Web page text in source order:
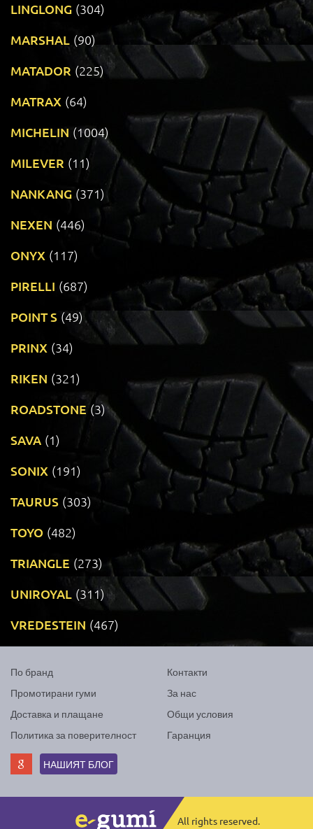
LINGLONG (304)
MARSHAL (90)
MATADOR (225)
MATRAX (64)
MICHELIN (1004)
MILEVER (11)
NANKANG (371)
NEXEN (446)
ONYX (117)
PIRELLI (687)
POINT S (49)
PRINX (34)
RIKEN (321)
ROADSTONE (3)
SAVA (1)
SONIX (191)
TAURUS (303)
TOYO (482)
TRIANGLE (273)
UNIROYAL (311)
VREDESTEIN (467)
По бранд
Промотирани гуми
Доставка и плащане
Политика за поверителност
Контакти
За нас
Общи условия
Гаранция
НАШИЯТ БЛОГ
All rights reserved.